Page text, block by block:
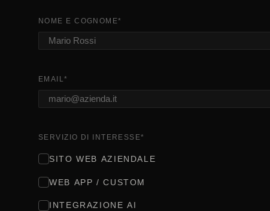
NOME E COGNOME*
EMAIL*
SERVIZIO DI INTERESSE*
SITO WEB AZIENDALE
WEB APP / CUSTOM
INTEGRAZIONE AI